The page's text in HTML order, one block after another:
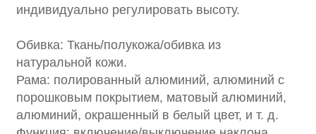
индивидуально регулировать высоту.
Обивка: Ткань/полукожа/обивка из
натуральной кожи.
Рама: полированный алюминий, алюминий с
порошковым покрытием, матовый алюминий,
алюминий, окрашенный в белый цвет, и т. д.